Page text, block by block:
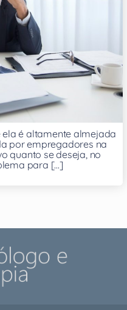
ela é altamente almejada
por empregadores na
quanto se deseja, no
para [...]